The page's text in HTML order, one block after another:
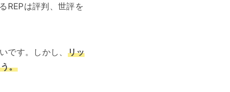
REPは評判、世評を
です。しかし、 リッ
。